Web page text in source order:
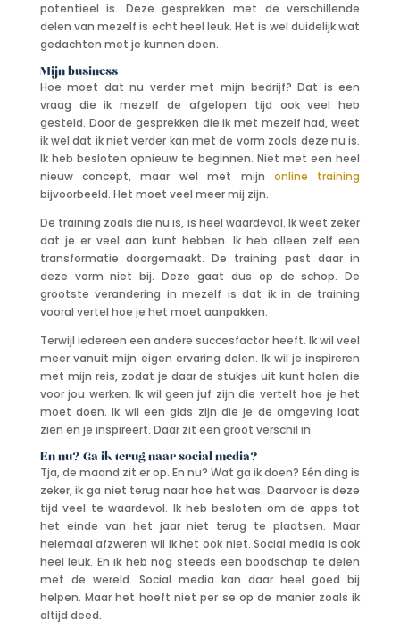
potentieel is. Deze gesprekken met de verschillende
delen van mezelf is echt heel leuk. Het is wel duidelijk wat
gedachten met je kunnen doen.
Mijn business
Hoe moet dat nu verder met mijn bedrijf? Dat is een
vraag die ik mezelf de afgelopen tijd ook veel heb
gesteld. Door de gesprekken die ik met mezelf had, weet
ik wel dat ik niet verder kan met de vorm zoals deze nu is.
Ik heb besloten opnieuw te beginnen. Niet met een heel
nieuw concept, maar wel met mijn online training
bijvoorbeeld. Het moet veel meer mij zijn.
De training zoals die nu is, is heel waardevol. Ik weet zeker
dat je er veel aan kunt hebben. Ik heb alleen zelf een
transformatie doorgemaakt. De training past daar in
deze vorm niet bij. Deze gaat dus op de schop. De
grootste verandering in mezelf is dat ik in de training
vooral vertel hoe je het moet aanpakken.
Terwijl iedereen een andere succesfactor heeft. Ik wil veel
meer vanuit mijn eigen ervaring delen. Ik wil je inspireren
met mijn reis, zodat je daar de stukjes uit kunt halen die
voor jou werken. Ik wil geen juf zijn die vertelt hoe je het
moet doen. Ik wil een gids zijn die je de omgeving laat
zien en je inspireert. Daar zit een groot verschil in.
En nu? Ga ik terug naar social media?
Tja, de maand zit er op. En nu? Wat ga ik doen? Eén ding is
zeker, ik ga niet terug naar hoe het was. Daarvoor is deze
tijd veel te waardevol. Ik heb besloten om de apps tot
het einde van het jaar niet terug te plaatsen. Maar
helemaal afzweren wil ik het ook niet. Social media is ook
heel leuk. En ik heb nog steeds een boodschap te delen
met de wereld. Social media kan daar heel goed bij
helpen. Maar het hoeft niet per se op de manier zoals ik
altijd deed.